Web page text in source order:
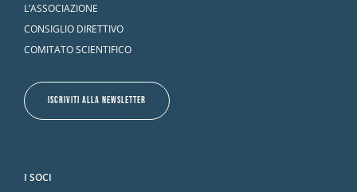
L’ASSOCIAZIONE
CONSIGLIO DIRETTIVO
COMITATO SCIENTIFICO
ISCRIVITI ALLA NEWSLETTER
I SOCI